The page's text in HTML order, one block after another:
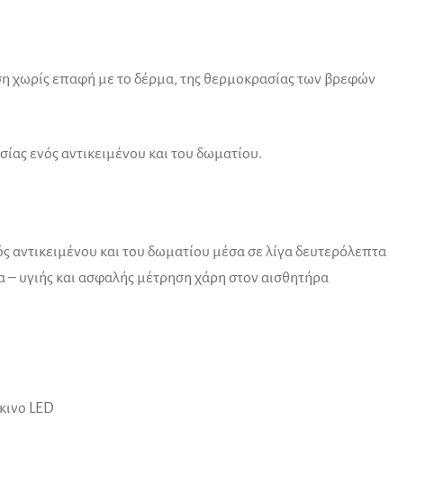
χωρίς επαφή με το δέρμα, της θερμοκρασίας των βρεφών
ενός αντικειμένου και του δωματίου.
και του δωματίου μέσα σε λίγα δευτερόλεπτα
υγιής και ασφαλής μέτρηση χάρη στον αισθητήρα
LED